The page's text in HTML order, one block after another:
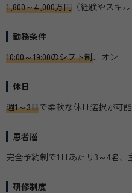
1,800～4,000万円 （経験やスキ
勤務条件
10:00～19:00のシフト制、オンコ
休日
週1～3日で柔軟な休日選択が可能
患者層
完全予約制で1日あたり3～4名、
研修制度